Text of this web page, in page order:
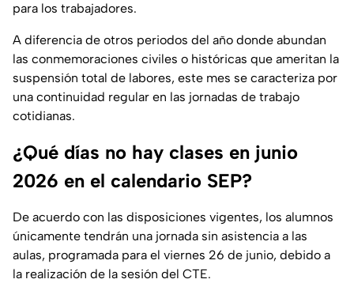
para los trabajadores.
A diferencia de otros periodos del año donde abundan
las conmemoraciones civiles o históricas que ameritan la
suspensión total de labores, este mes se caracteriza por
una continuidad regular en las jornadas de trabajo
cotidianas.
¿Qué días no hay clases en junio
2026 en el calendario SEP?
De acuerdo con las disposiciones vigentes, los alumnos
únicamente tendrán una jornada sin asistencia a las
aulas, programada para el viernes 26 de junio, debido a
la realización de la sesión del CTE.